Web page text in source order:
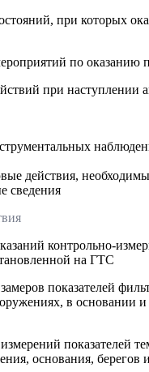
при которых
по оказанию
при наступлении
действия,
сведения
контрольно-
на ГТС
показателей
в основании и
показателей
основания, берегов